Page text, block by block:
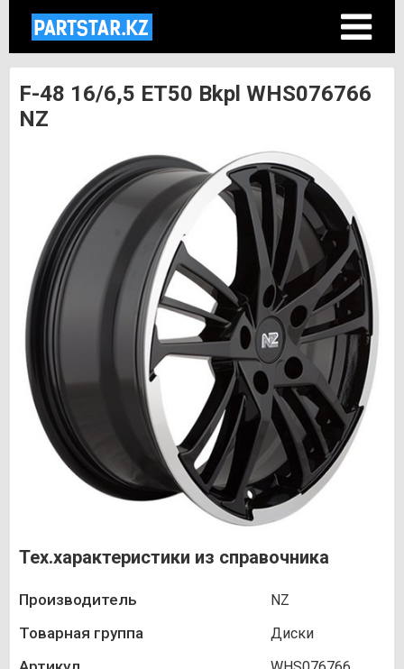
F-48 16/6,5 ET50 Bkpl WHS076766
NZ
Тех.характеристики из справочника
Производитель NZ
Товарная группа Диски